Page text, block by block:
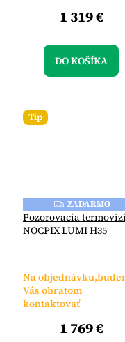
1 319 €
DO KOŠÍKA
Tip
Z
A
D
A
ZADARMO
Pozorovacia
NOCPIX LUMI H35
Na
Vás obratom
kontaktovať
1 769 €